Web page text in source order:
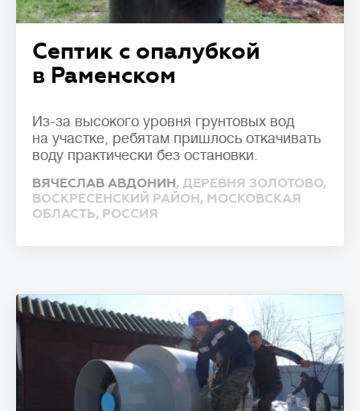
Септик с опалубкой
в Раменском
Из-за высокого уровня грунтовых вод
на участке, ребятам пришлось откачивать
воду практически без остановки.
ВЯЧЕСЛАВ АВДОНИН, ДЕРЕВНЯ ЗОЛОТОВО,
ВОСКРЕСЕНСКИЙ РАЙОН, МОСКОВСКАЯ
ОБЛАСТЬ, РОССИЯ